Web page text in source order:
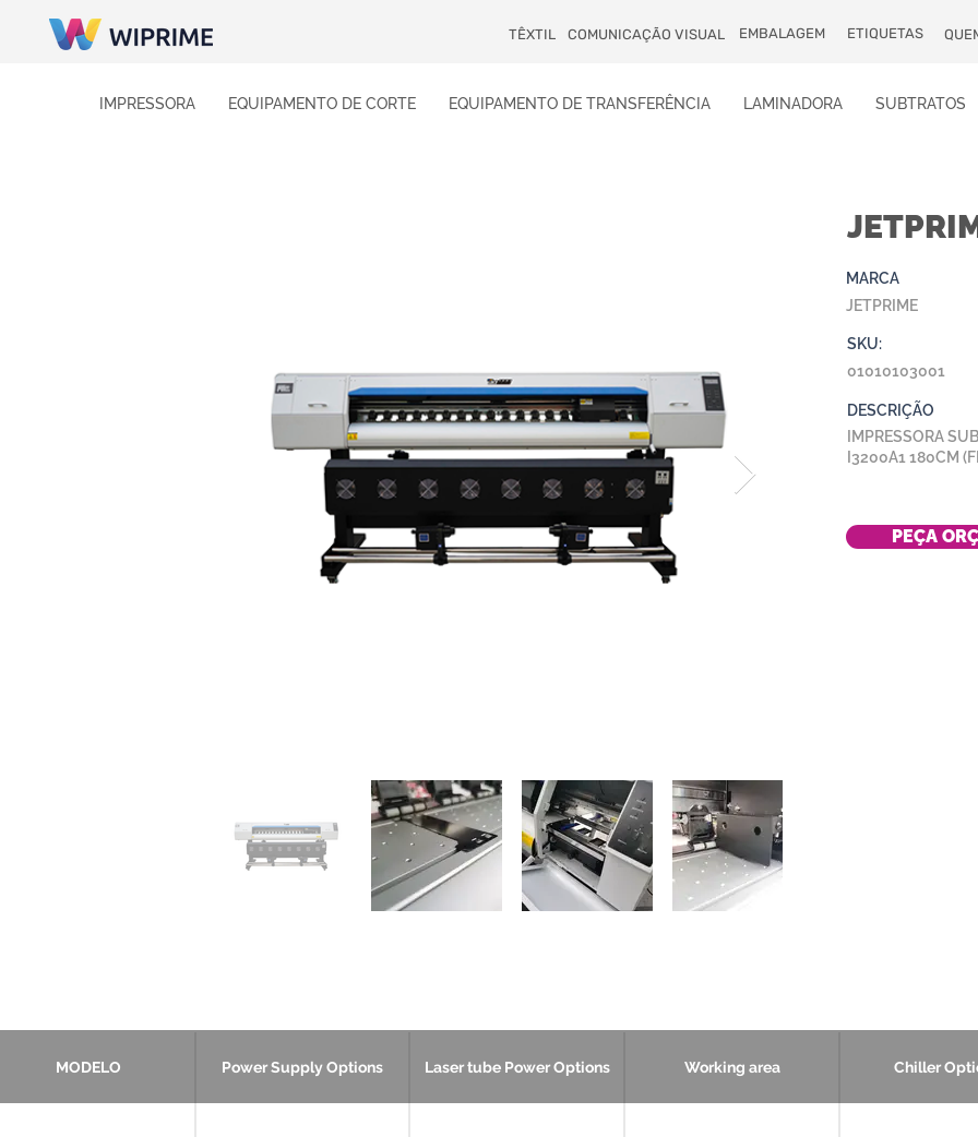
TÊXTIL COMUNICAÇÃO VISUAL EMBALAGEM ETIQUETAS
IMPRESSORA EQUIPAMENTO DE CORTE EQUIPAMENTO DE TRANSFERÊNCIA LAMINADORA SUBTRATOS
MARCA
JETPRIME
SKU:
01010103001
DESCRIÇÃO
IMPRESSORA
I3200A1 180CM
PEÇA
MODELO Power Supply Options Laser tube Power Options Working area Chiller